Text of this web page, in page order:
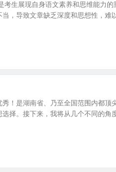
考生展现自身语文素养和思维能力
，导致文章缺乏深度和思想性，难
！是湖南省、乃至全国范围内都
择。接下来，我将从几个不同的角